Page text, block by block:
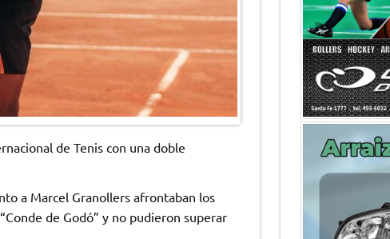
de Tenis con una doble
a Marcel Granollers afrontaban los
de Godó” y no pudieron superar